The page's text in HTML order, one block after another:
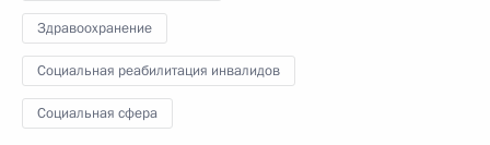
Здравоохранение
Социальная реабилитация инвалидов
Социальная сфера